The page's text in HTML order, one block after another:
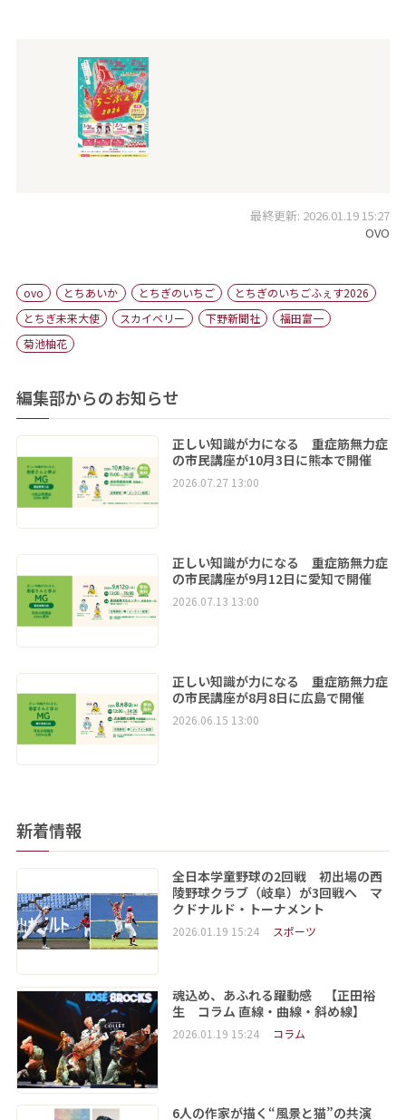
最終更新: 2026.01.19 15:27
OVO
ovo とちあいか とちぎのいちご
とちぎのいちごふぇす2026
とちぎ未来大使
スカイベリー 下野新聞社
福田富一
菊池柚花
編集部からのお知らせ
正しい知識が力になる 重症筋無力症
の市民講座が10月3日に熊本で開催
2026.07.27 13:00
正しい知識が力になる 重症筋無力症
の市民講座が9月12日に愛知で開催
2026.07.13 13:00
正しい知識が力になる 重症筋無力症
の市民講座が8月8日に広島で開催
2026.06.15 13:00
新着情報
全日本学童野球の2回戦 初出場の西
陵野球クラブ（岐阜）が3回戦へ マ
クドナルド・トーナメント
2026.01.19 15:24 スポーツ
魂込め、あふれる躍動感 【正田裕
生 コラム 直線・曲線・斜め線】
2026.01.19 15:24 コラム
6人の作家が描く“風景と猫”の共演